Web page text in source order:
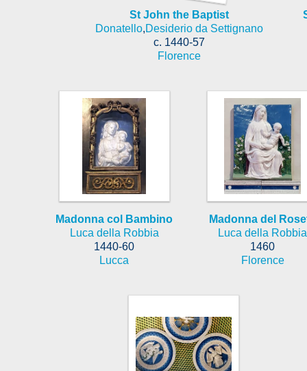
St John the Baptist
Donatello,Desiderio da Settignano
c. 1440-57
Florence
Madonna col Bambino
Luca della Robbia
1440-60
Lucca
Madonna del
Luca della Robbia
1460
Florence